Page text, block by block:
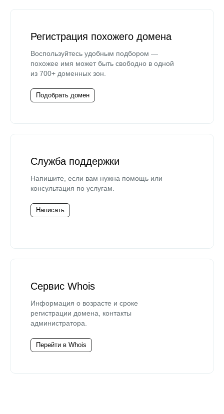
Регистрация похожего домена
Воспользуйтесь удобным подбором —
похожее имя может быть свободно в одной
из 700+ доменных зон.
Подобрать домен
Служба поддержки
Напишите, если вам нужна помощь или
консультация по услугам.
Написать
Сервис Whois
Информация о возрасте и сроке
регистрации домена, контакты
администратора.
Перейти в Whois